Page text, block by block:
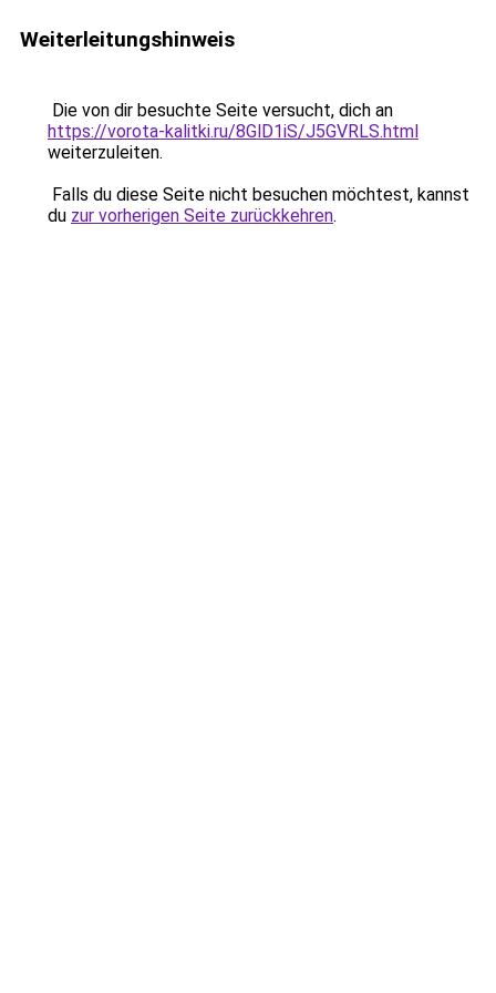
Weiterleitungshinweis
Die von dir besuchte Seite versucht, dich an
https://vorota-kalitki.ru/8GlD1iS/J5GVRLS.html
weiterzuleiten.
Falls du diese Seite nicht besuchen möchtest, kannst
du zur vorherigen Seite zurückkehren.